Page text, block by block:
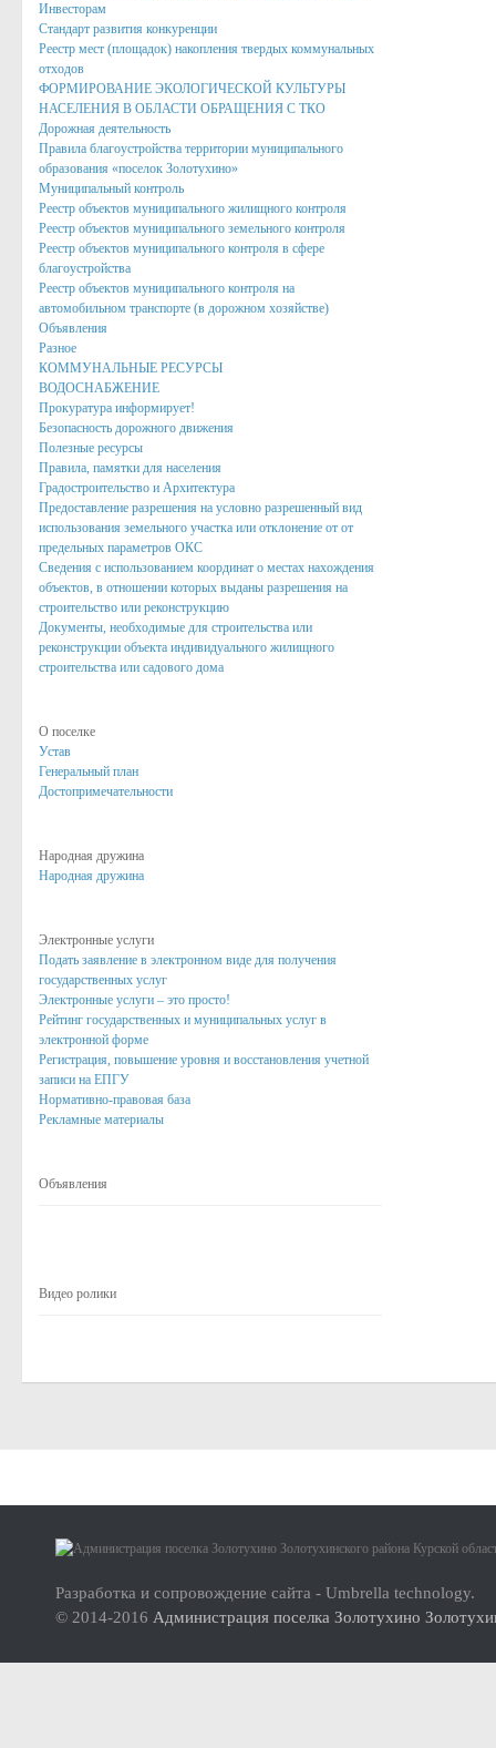
Работа с обращениями граждан
Формы обращений,заявлений и иные документы
Написать обращение
Графики приема и представителей организаций
Сведения о порядке приема граждан
Графики приёма граждан
Вопрос-Ответ
Регламенты
ТКМВ
Проекты
Фукнции
Вакансии
Кадровый резерв
Результаты и планы проверок
Стандарты муниципальных услуг
Бюджет поселка Золотухино
Бюджет поселка на 2017 год
Бюджет поселка на 2018 год
Бюджет поселка на 2019 год
Бюджет поселка на 2020 год
Бюджет поселка на 2021 год
Реестр мест (площадок) накопления твердых коммунальных
ФОРМИРОВАНИЕ ЭКОЛОГИЧЕСКОЙ КУЛЬТУРЫ
Дорожная деятельность
Правила благоустройства территории муниципального
Инвесторам
Стандарт развития конкуренции
Реестр мест (площадок) накопления твердых коммунальных
отходов
ФОРМИРОВАНИЕ ЭКОЛОГИЧЕСКОЙ КУЛЬТУРЫ
НАСЕЛЕНИЯ В ОБЛАСТИ ОБРАЩЕНИЯ С ТКО
Дорожная деятельность
Правила благоустройства территории муниципального
образования «поселок Золотухино»
Муниципальный контроль
Реестр объектов муниципального жилищного контроля
Реестр объектов муниципального земельного контроля
Реестр объектов муниципального контроля в сфере
благоустройства
Реестр объектов муниципального контроля на
автомобильном транспорте (в дорожном хозяйстве)
Объявления
Разное
КОММУНАЛЬНЫЕ РЕСУРСЫ
ВОДОСНАБЖЕНИЕ
Прокуратура информирует!
Безопасность дорожного движения
Полезные ресурсы
Правила, памятки для населения
Градостроительство и Архитектура
Предоставление разрешения на условно разрешенный вид
использования земельного участка или отклонение от от
предельных параметров ОКС
Сведения с использованием координат о местах нахождения
объектов, в отношении которых выданы разрешения на
строительство или реконструкцию
Документы, необходимые для строительства или
реконструкции объекта индивидуального жилищного
строительства или садового дома
О поселке
Устав
Генеральный план
Достопримечательности
Народная дружина
Народная дружина
Электронные услуги
Подать заявление в электронном виде для получения
государственных услуг
Электронные услуги – это просто!
Рейтинг государственных и муниципальных услуг в
электронной форме
Регистрация, повышение уровня и восстановления учетной
записи на ЕПГУ
Нормативно-правовая база
Рекламные материалы
Объявления
Видео ролики
Разработка и сопровождение сайта - Umbrella technology.
© 2014-2016 Администрация поселка Золотухино